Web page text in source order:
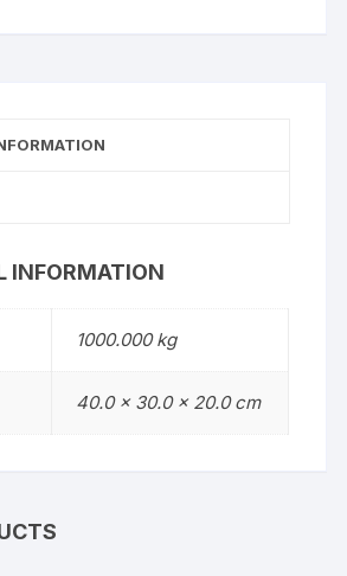
INFORMATION
1000.000 kg
40.0 × 30.0 × 20.0 cm